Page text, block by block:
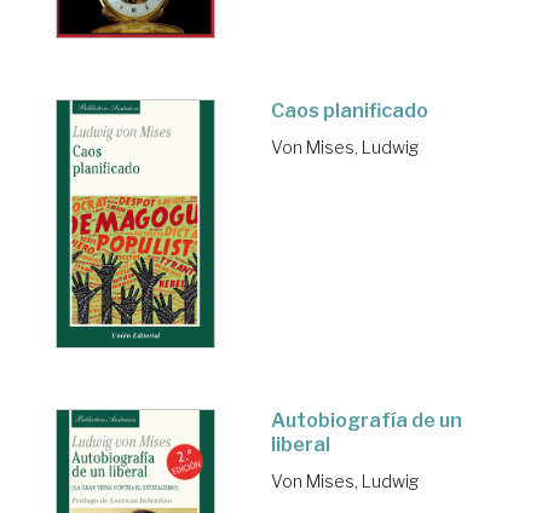
Caos planificado
Von Mises, Ludwig
Autobiografía de un
liberal
Von Mises, Ludwig